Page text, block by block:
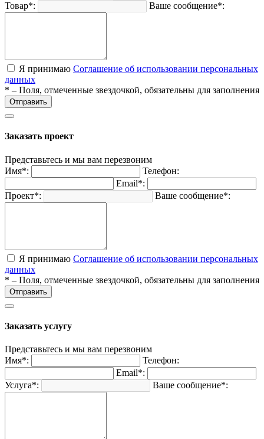
Товар*:
Ваше сообщение*:
Я принимаю Соглашение об использовании персональных
данных
* – Поля, отмеченные звездочкой, обязательны для заполнения
Отправить
Заказать проект
Представьтесь и мы вам перезвоним
Имя*:
Телефон:
Email*:
Проект*:
Ваше сообщение*:
Я принимаю Соглашение об использовании персональных
данных
* – Поля, отмеченные звездочкой, обязательны для заполнения
Отправить
Заказать услугу
Представьтесь и мы вам перезвоним
Имя*:
Телефон:
Email*:
Услуга*:
Ваше сообщение*: